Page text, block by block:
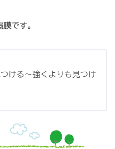
です。
ける～強くよりも見つけ